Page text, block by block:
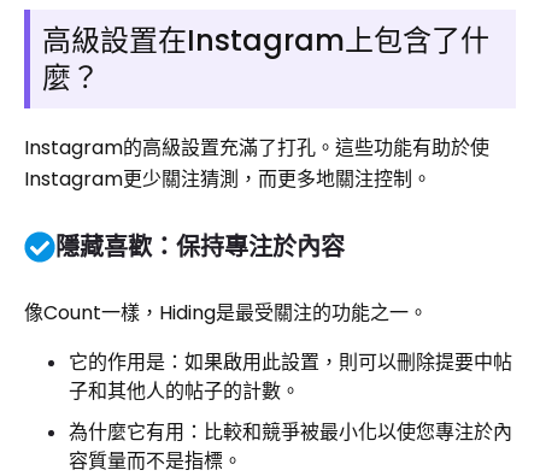
高級設置在Instagram上包含了什
麼？
Instagram的高級設置充滿了打孔。這些功能有助於使
Instagram更少關注猜測，而更多地關注控制。
隱藏喜歡：保持專注於內容
像Count一樣，Hiding是最受關注的功能之一。
它的作用是：如果啟用此設置，則可以刪除提要中帖
子和其他人的帖子的計數。
為什麼它有用：比較和競爭被最小化以使您專注於內
容質量而不是指標。